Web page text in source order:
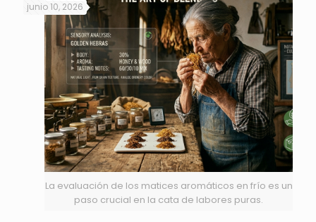
La evaluación de los matices aromáticos en frío es un
paso crucial en la cata de labores puras.
junio 10, 2026